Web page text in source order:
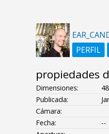
PERFIL
propiedades
Dimensiones:
Publicada:
Cámara:
Fecha:
--